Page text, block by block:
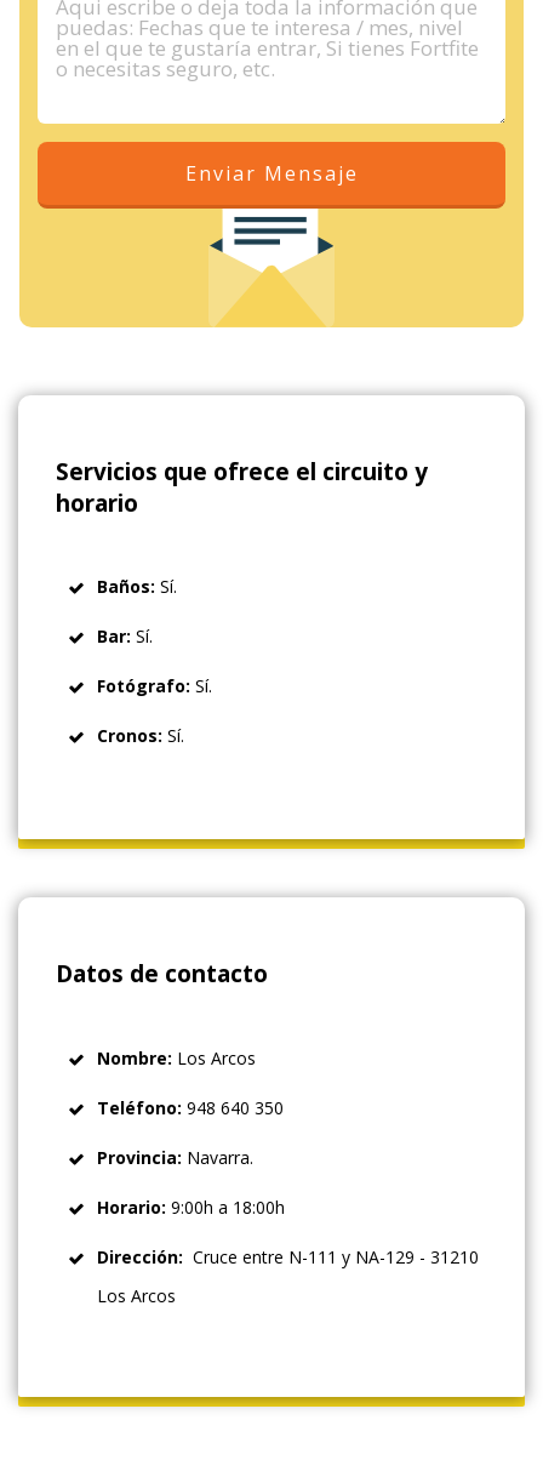
Enviar Mensaje
Servicios que ofrece el circuito y
horario
Baños: Sí.
Bar: Sí.
Fotógrafo: Sí.
Cronos: Sí.
Datos de contacto
Nombre: Los Arcos
Teléfono: 948 640 350
Provincia: Navarra.
Horario: 9:00h a 18:00h
Dirección: Cruce entre N-111 y NA-129 - 31210
Los Arcos